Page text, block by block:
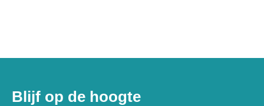
Blijf op de hoogte